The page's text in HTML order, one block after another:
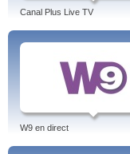
Canal Plus Live TV
W9 en direct